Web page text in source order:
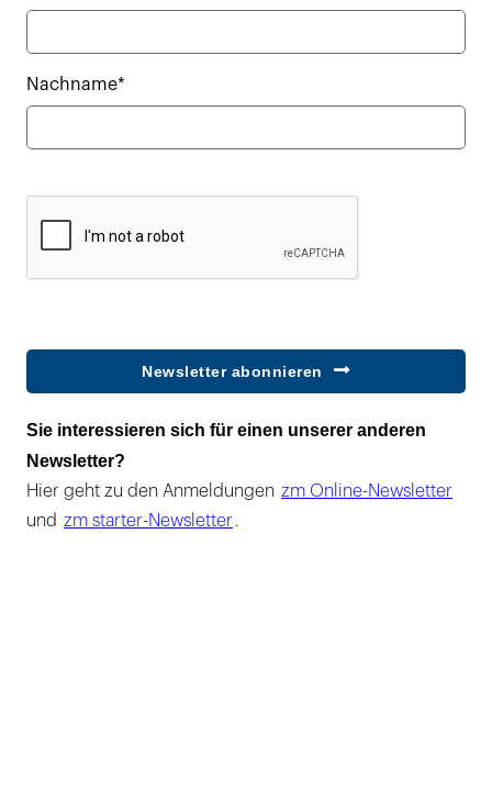
Nachname*
Newsletter abonnieren
Sie interessieren sich für einen unserer anderen
Newsletter?
Hier geht zu den Anmeldungen zm Online-Newsletter
und zm starter-Newsletter .